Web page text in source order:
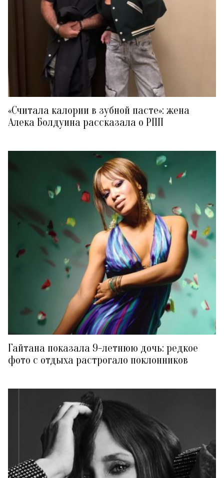
«Считала калории в зубной пасте»: жена
Алека Болдуина рассказала о РПП
Гайтана показала 9-летнюю дочь: редкое
фото с отдыха растрогало поклонников